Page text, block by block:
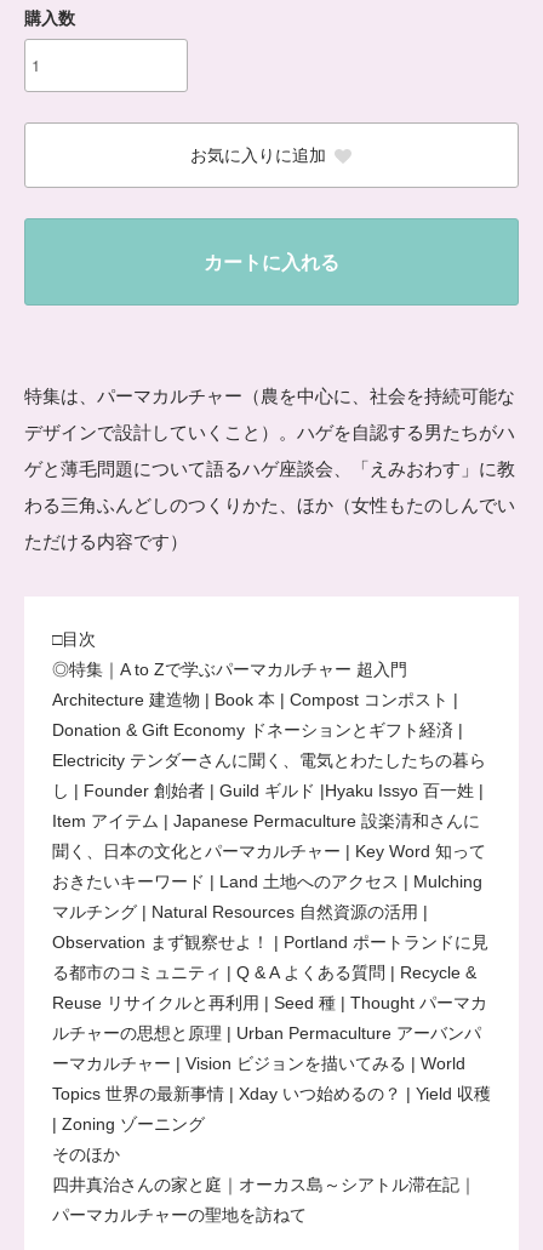
購入数
お気に入りに追加
カートに入れる
特集は、パーマカルチャー（農を中心に、社会を持続可能な
デザインで設計していくこと）。ハゲを自認する男たちがハ
ゲと薄毛問題について語るハゲ座談会、「えみおわす」に教
わる三角ふんどしのつくりかた、ほか（女性もたのしんでい
ただける内容です）
□目次
◎特集｜A to Zで学ぶパーマカルチャー 超入門
Architecture 建造物 | Book 本 | Compost コンポスト |
Donation & Gift Economy ドネーションとギフト経済 |
Electricity テンダーさんに聞く、電気とわたしたちの暮ら
し | Founder 創始者 | Guild ギルド |Hyaku Issyo 百一姓 |
Item アイテム | Japanese Permaculture 設楽清和さんに
聞く、日本の文化とパーマカルチャー | Key Word 知って
おきたいキーワード | Land 土地へのアクセス | Mulching
マルチング | Natural Resources 自然資源の活用 |
Observation まず観察せよ！ | Portland ポートランドに見
る都市のコミュニティ | Q & A よくある質問 | Recycle &
Reuse リサイクルと再利用 | Seed 種 | Thought パーマカ
ルチャーの思想と原理 | Urban Permaculture アーバンパ
ーマカルチャー | Vision ビジョンを描いてみる | World
Topics 世界の最新事情 | Xday いつ始めるの？ | Yield 収穫
| Zoning ゾーニング
そのほか
四井真治さんの家と庭｜オーカス島～シアトル滞在記｜
パーマカルチャーの聖地を訪ねて